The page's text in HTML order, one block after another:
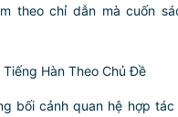
theo chỉ dẫn mà cuốn
Hàn Theo Chủ Đề
bối cảnh quan hệ hợp